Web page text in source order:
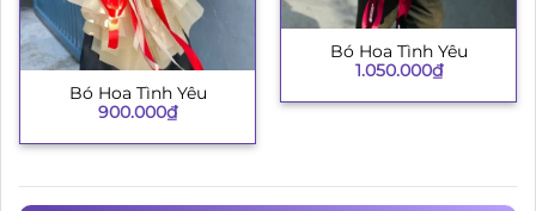
Bó Hoa Tình Yêu
900.000₫
Bó Hoa Tình Yêu
1.050.000₫